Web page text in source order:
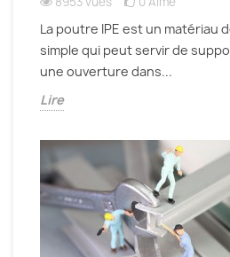
La poutre IPE est un matériau
simple qui peut servir de
une ouverture dans...
Lire